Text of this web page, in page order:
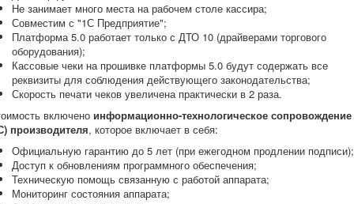
Не занимает много места на рабочем столе кассира;
Совместим с "1С Предприятие";
Платформа 5.0 работает только с ДТО 10 (драйверами торгового
оборудования);
Кассовые чеки на прошивке платформы 5.0 будут содержать все
реквизиты для соблюдения действующего законодательства;
Скорость печати чеков увеличена практически в 2 раза.
включено информационно-технологическое сопровождение
производителя, которое включает в себя:
Официальную гарантию до 5 лет (при ежегодном продлении подписи);
Доступ к обновлениям программного обеспечения;
Техническую помощь связанную с работой аппарата;
Мониторинг состояния аппарата;